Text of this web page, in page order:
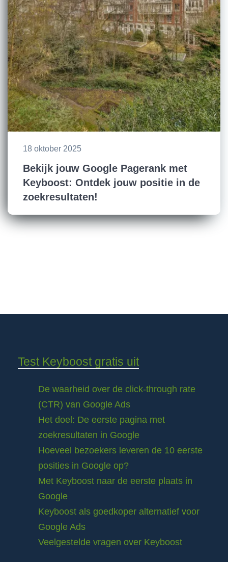
18 oktober 2025
Bekijk jouw Google Pagerank met
Keyboost: Ontdek jouw positie in de
zoekresultaten!
Test Keyboost gratis uit
De waarheid over de click-through rate
(CTR) van Google Ads
Het doel: De eerste pagina met
zoekresultaten in Google
Hoeveel bezoekers leveren de 10 eerste
posities in Google op?
Met Keyboost naar de eerste plaats in
Google
Keyboost als goedkoper alternatief voor
Google Ads
Veelgestelde vragen over Keyboost